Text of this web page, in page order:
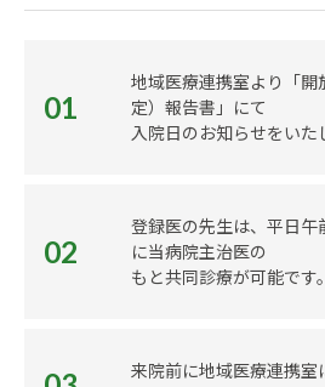
01
地域医療連携室より「開
定）報告書」にて
入院日のお知らせをいた
02
登録医の先生は、平日
に当病院主治医の
もと共同診療が可能です。
来院前に地域医療連携室